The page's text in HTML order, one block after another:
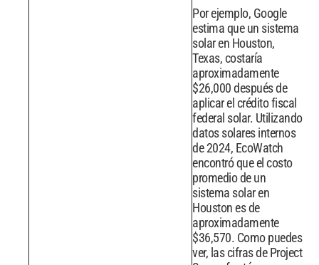
Por ejemplo, Google
estima que un sistema
solar en Houston,
Texas, costaría
aproximadamente
$26,000 después de
aplicar el crédito fiscal
federal solar. Utilizando
datos solares internos
de 2024, EcoWatch
encontró que el costo
promedio de un
sistema solar en
Houston es de
aproximadamente
$36,570. Como puedes
ver, las cifras de Project